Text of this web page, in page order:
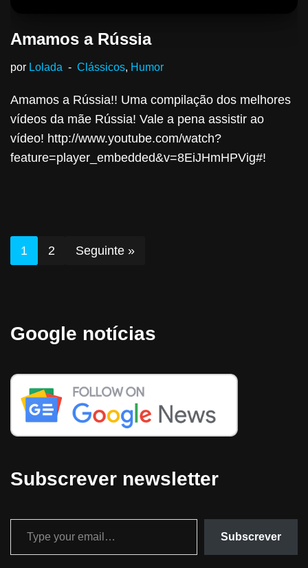
Amamos a Rússia
por Lolada Clássicos, Humor
Amamos a Rússia!! Uma compilação dos melhores
vídeos da mãe Rússia! Vale a pena assistir ao
vídeo! http://www.youtube.com/watch?
feature=player_embedded&v=8EiJHmHPVig#!
1 2 Seguinte »
Google notícias
Subscrever newsletter
Subscrever